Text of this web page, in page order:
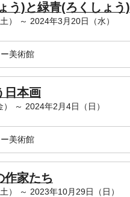
う)と緑青(ろくしょう)
） ～ 2024年3月20日（水）
美術館
日本画
～ 2024年2月4日（日）
美術館
作家たち
） ～ 2023年10月29日（日）